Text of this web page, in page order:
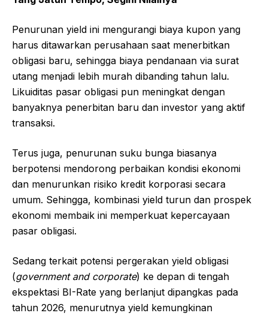
Penurunan yield ini mengurangi biaya kupon yang
harus ditawarkan perusahaan saat menerbitkan
obligasi baru, sehingga biaya pendanaan via surat
utang menjadi lebih murah dibanding tahun lalu.
Likuiditas pasar obligasi pun meningkat dengan
banyaknya penerbitan baru dan investor yang aktif
transaksi.
Terus juga, penurunan suku bunga biasanya
berpotensi mendorong perbaikan kondisi ekonomi
dan menurunkan risiko kredit korporasi secara
umum. Sehingga, kombinasi yield turun dan prospek
ekonomi membaik ini memperkuat kepercayaan
pasar obligasi.
Sedang terkait potensi pergerakan yield obligasi
(government and corporate) ke depan di tengah
ekspektasi BI-Rate yang berlanjut dipangkas pada
tahun 2026, menurutnya yield kemungkinan